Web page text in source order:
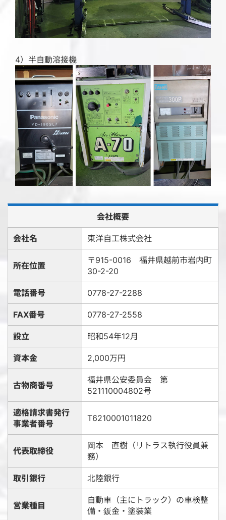
4）半自動溶接機
会社概要
会社名 東洋自工株式会社
所在位置
〒915-0016 福井県越前市岩内町
30-2-20
電話番号 0778-27-2288
FAX番号 0778-27-2558
設立 昭和54年12月
資本金 2,000万円
古物商番号
福井県公安委員会 第
521110004802号
適格請求書発行
事業者番号
T6210001011820
代表取締役
岡本 直樹（リトラス執行役員兼
務）
取引銀行 北陸銀行
営業種目
自動車（主にトラック）の車検整
備・鈑金・塗装業